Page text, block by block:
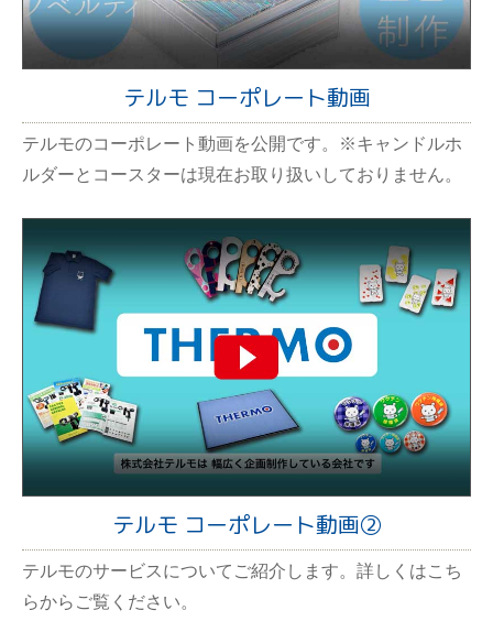
テルモ コーポレート動画
テルモのコーポレート動画を公開です。※キャンドルホ
ルダーとコースターは現在お取り扱いしておりません。
テルモ コーポレート動画②
テルモのサービスについてご紹介します。詳しくはこち
らからご覧ください。